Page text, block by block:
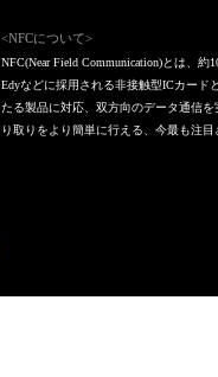
<NFCについて>
NFC(Near Field Communication)とは、
Edyなどに採用される非接触型ICカード
たる製品に対応、双方向のデータ通信
り取りをより簡単に行える、今最も注